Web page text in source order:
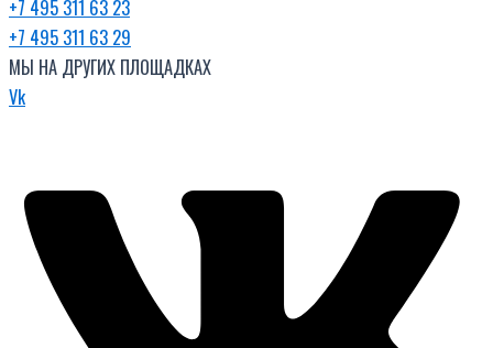
+7 495 311 63 23
+7 495 311 63 29
МЫ НА ДРУГИХ ПЛОЩАДКАХ
Vk